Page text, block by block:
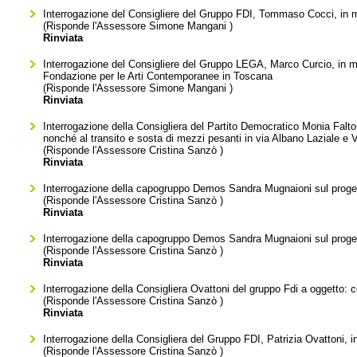
Interrogazione del Consigliere del Gruppo FDI, Tommaso Cocci, in
(Risponde l'AssessoreSimone Mangani )
Rinviata
Interrogazione del Consigliere del Gruppo LEGA, Marco Curcio,
Fondazione per le Arti Contemporanee in Toscana
(Risponde l'AssessoreSimone Mangani )
Rinviata
Interrogazione della Consigliera del Partito Democratico Monia
nonché al transito e sosta di mezzi pesanti in via Albano Laziale e
(Risponde l'AssessoreCristina Sanzò )
Rinviata
Interrogazione della capogruppo Demos Sandra Mugnaioni sul
(Risponde l'AssessoreCristina Sanzò )
Rinviata
Interrogazione della capogruppo Demos Sandra Mugnaioni sul
(Risponde l'AssessoreCristina Sanzò )
Rinviata
Interrogazione della Consigliera Ovattoni del gruppo Fdi a oggetto:
(Risponde l'AssessoreCristina Sanzò )
Rinviata
Interrogazione della Consigliera del Gruppo FDI, Patrizia
(Risponde l'AssessoreCristina Sanzò )